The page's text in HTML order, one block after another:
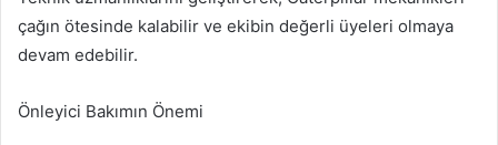
çağın ötesinde kalabilir ve ekibin değerli üyeleri olmaya
devam edebilir.
Önleyici Bakımın Önemi